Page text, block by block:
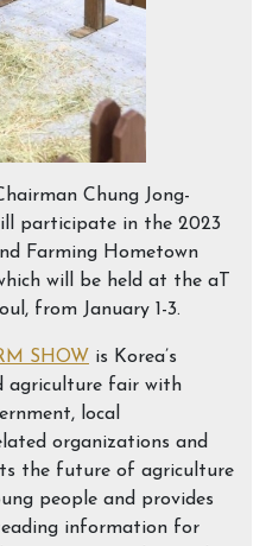
Chung Jong-
participate in the 2023
Farming Hometown
will be held at the aT
from January 1-3.
SHOW is Korea’s
agriculture fair with
local
organizations and
the future of agriculture
people and provides
information for